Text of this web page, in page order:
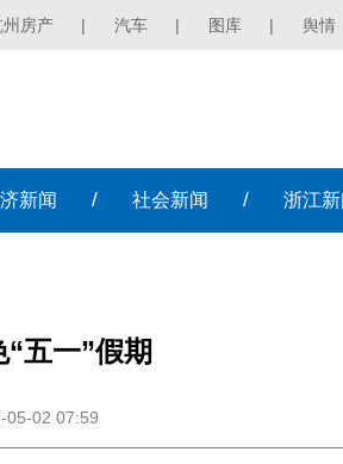
州房产 | 汽车 | 图库 | 舆情
新闻 / 社会新闻 / 浙江
五一”假期
05-02 07:59